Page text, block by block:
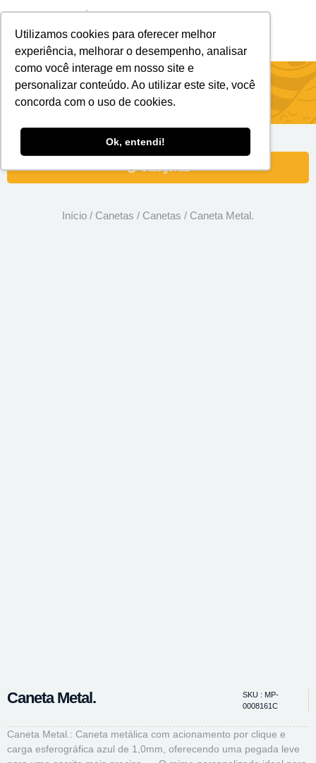
Utilizamos cookies para oferecer melhor
experiência, melhorar o desempenho, analisar
como você interage em nosso site e
personalizar conteúdo. Ao utilizar este site, você
concorda com o uso de cookies.
Ok, entendi!
Caneta Metal.
Categorias
Início / Canetas / Canetas / Caneta Metal.
Caneta Metal.
SKU : MP-
0008161C
Caneta Metal.: Caneta metálica com acionamento por clique e
carga esferográfica azul de 1,0mm, oferecendo uma pegada leve